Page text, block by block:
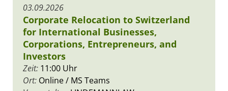
03.09.2026
Corporate Relocation to Switzerland
for International Businesses,
Corporations, Entrepreneurs, and
Investors
Zeit: 11:00 Uhr
Ort: Online / MS Teams